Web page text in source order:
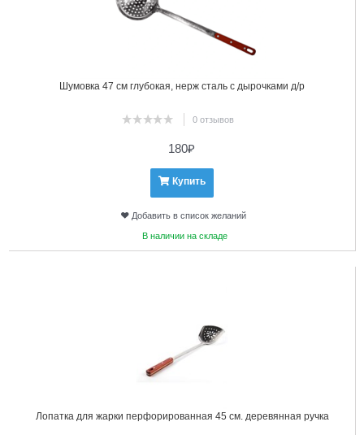
Шумовка 47 см глубокая, нерж сталь с дырочками д/р
0 отзывов
180₽
Купить
Добавить в список желаний
В наличии на складе
Лопатка для жарки перфорированная 45 см. деревянная ручка